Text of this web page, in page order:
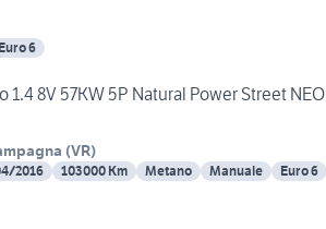
Euro 6
1.4 8V 57KW 5P Natural Power Street NEO
(VR)
2016 103000 Km Metano Manuale Euro 6